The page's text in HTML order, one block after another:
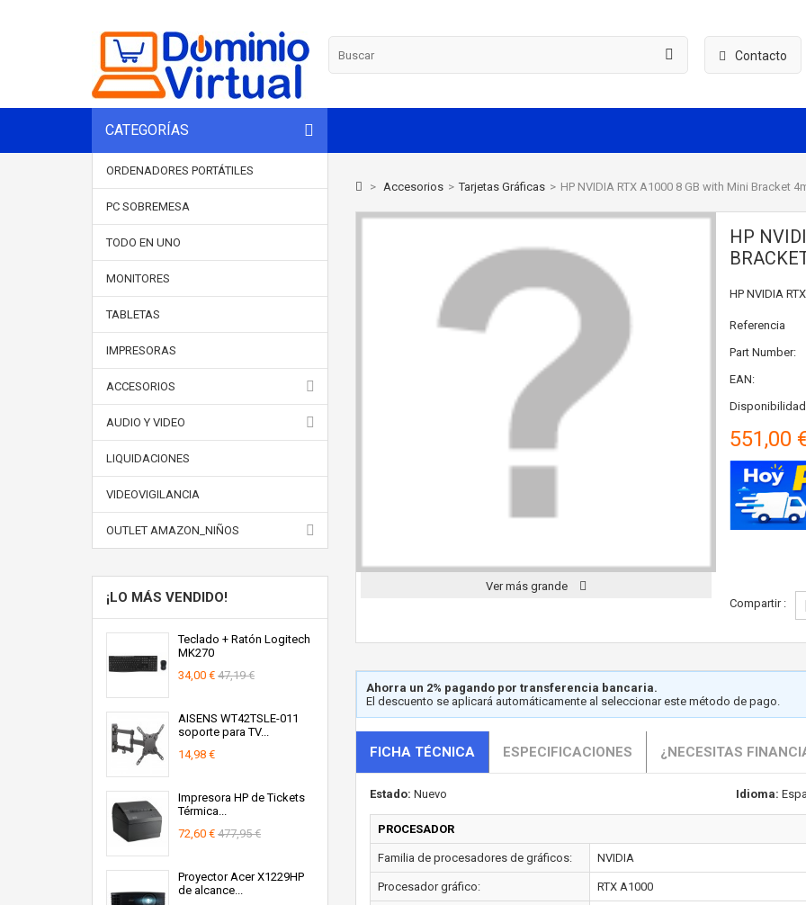
Contacto
CATEGORÍAS
ORDENADORES PORTÁTILES
PC SOBREMESA
TODO EN UNO
MONITORES
TABLETAS
IMPRESORAS
ACCESORIOS
AUDIO Y VIDEO
LIQUIDACIONES
VIDEOVIGILANCIA
OUTLET AMAZON_NIÑOS
¡LO MÁS VENDIDO!
Teclado + Ratón Logitech
MK270
34,00 € 47,19 €
AISENS WT42TSLE-011
soporte para TV...
14,98 €
Impresora HP de Tickets
Térmica...
72,60 € 477,95 €
Proyector Acer X1229HP
de alcance...
> Accesorios > Tarjetas Gráficas > HP NVIDIA RTX A1000 8 GB with Mini Bracket
Ver más grande
HP
HP NVIDIA
Referencia
Part Number:
EAN:
551,00
Compartir :
Ahorra un 2% pagando por transferencia bancaria.
El descuento se aplicará automáticamente al seleccionar este método de pago.
FICHA TÉCNICA ESPECIFICACIONES ¿NECESITAS
Estado: Nuevo Idioma:
PROCESADOR
Familia de procesadores de gráficos: NVIDIA
Procesador gráfico: RTX A1000